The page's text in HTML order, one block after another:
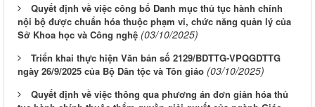
Quyết định về việc công bố Danh mục thủ tục hành chính
nội bộ được chuẩn hóa thuộc phạm vi, chức năng quản lý của
Sở Khoa học và Công nghệ (03/10/2025)
Triển khai thực hiện Văn bản số 2129/BDTTG-VPQGDTTG
ngày 26/9/2025 của Bộ Dân tộc và Tôn giáo (03/10/2025)
Quyết định về việc thông qua phương án đơn giản hóa thủ